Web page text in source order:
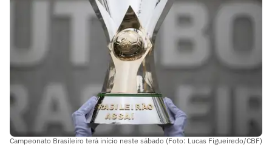
Campeonato Brasileiro terá início neste sábado (Foto: Lucas Figueiredo/CBF)